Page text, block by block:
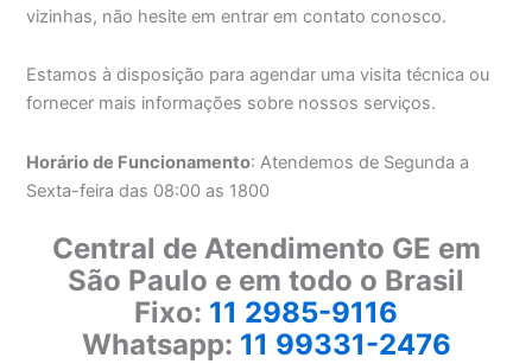
vizinhas, não hesite em entrar em contato conosco.
Estamos à disposição para agendar uma visita técnica ou
fornecer mais informações sobre nossos serviços.
Horário de Funcionamento: Atendemos de Segunda a
Sexta-feira das 08:00 as 1800
Central de Atendimento GE em
São Paulo e em todo o Brasil
Fixo: 11 2985-9116
Whatsapp: 11 99331-2476